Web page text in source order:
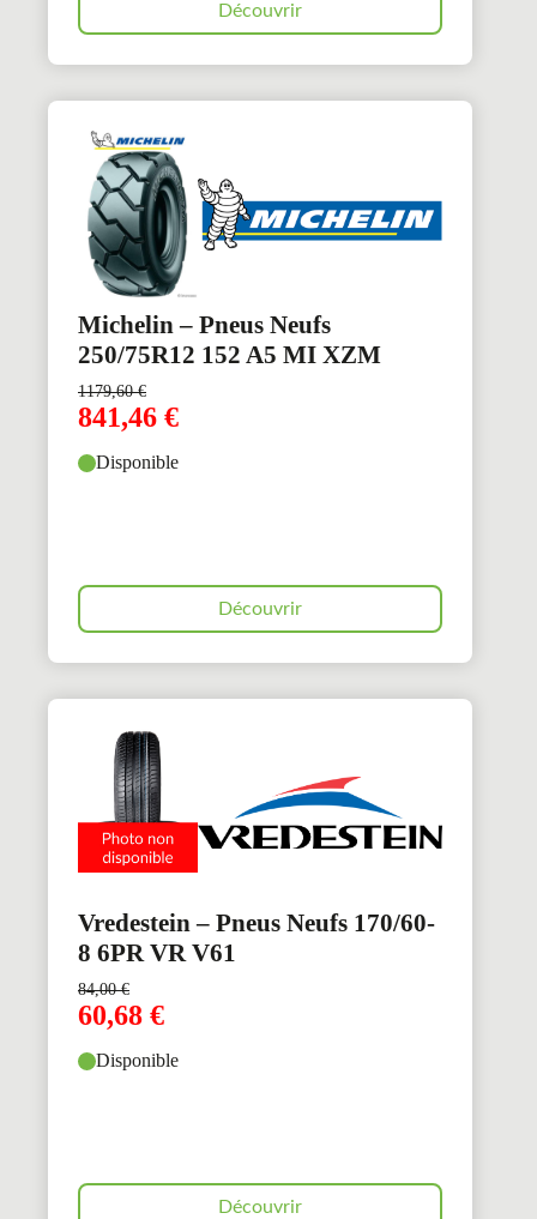
Découvrir
Michelin – Pneus Neufs
250/75R12 152 A5 MI XZM
1179,60€
841,46 €
Disponible
Découvrir
Vredestein – Pneus Neufs 170/60-
8 6PR VR V61
84,00€
60,68 €
Disponible
Découvrir